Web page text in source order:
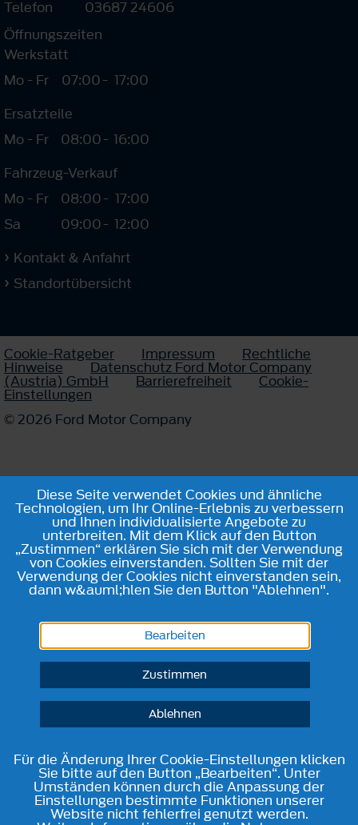
Telefon
03687 24606
Öffnungszeiten
Werkstatt
Mo - Fr
07:00- 17:00
Ersatzteile
Mo - Fr
08:00- 16:00
Fahrzeug-Verkauf
Mo - Fr
08:00- 17:00
Sa
09:00- 12:00
Kontakt & Anfahrt
Standortübersicht
Cookie-Ratgeber Impressum Rechtliche
Hinweise Datenschutz Ford Motor Company
(Austria) GmbH Barrierefreiheit Cookie-
Einstellungen
© 2026 Ford Motor Company
Diese Seite verwendet Cookies und ähnliche
Technologien, um Ihr Online-Erlebnis zu verbessern
und Ihnen individualisierte Angebote zu
unterbreiten. Mit dem Klick auf den Button
„Zustimmen“ erklären Sie sich mit der Verwendung
von Cookies einverstanden. Sollten Sie mit der
Verwendung der Cookies nicht einverstanden sein,
dann w&auml;hlen Sie den Button "Ablehnen".
Bearbeiten
Zustimmen
Ablehnen
Für die Änderung Ihrer Cookie-Einstellungen klicken
Sie bitte auf den Button „Bearbeiten“. Unter
Umständen können durch die Anpassung der
Einstellungen bestimmte Funktionen unserer
Website nicht fehlerfrei genutzt werden.